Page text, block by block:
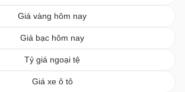
Giá vàng hôm nay
Giá bạc hôm nay
Tỷ giá ngoại tệ
Giá xe ô tô